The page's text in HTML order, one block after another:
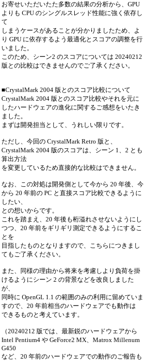
お寄せいただいたた多数の結果の分析から、GPU
よりも CPU のシングルスレッド性能に強く依存し
て
しまうケースがあることが分かりましたため、よ
り GPU に依存するよう最適化とスコアの調整を行
いました。
このため、シーン2 のスコアについては 20240212
版との比較はできませんのでご了承ください。
■CrystalMark 2004 版とのスコア比較について
CrystalMark 2004 版とのスコア比較やそれを元に
したハードウェアの進化に関するご感想をいたき
ました。
まずは開発担当として、うれしい限りです。
ただし、今回の CrystalMark Retro 版と、
CrystalMark 2004 版のスコアは、シーン 1、2 とも
算出方法
を変更しているため直接的な比較はできません。
なお、この対処は開発側として今から 20 年後、今
から 20 年前の PC と直接スコア比較できるように
したい、
との想いからです。
これを踏まえ、20 年後も桁溢れさせないようにし
つつ、20 年前をギリギリ測定できるようにするこ
とを
目指したものとなりますので、こちらにつきまし
てもご了承ください。
また、同様の理由から将来を考慮しより負荷を掛
けるようにシーン 2 の背景などを改良しました
が、
同時に OpenGL 1.1 の範囲のみの利用に留めていま
すので、20 年前相当のハードウェアでも動作は
できるものと考えています。
（20240212 版では、最新鋭のハードウェアから
Intel Pentium4 や GeForce2 MX、Matrox Millenum
G450
など、20 年前のハードウェアでの動作のご報告も